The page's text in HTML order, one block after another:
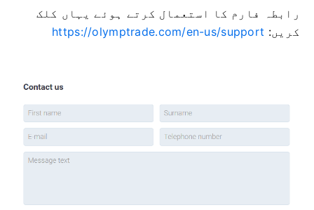
رابطہ فارم کا استعمال کرتے ہوئے یہاں کلک
کریں: https://olymptrade.com/en-us/support